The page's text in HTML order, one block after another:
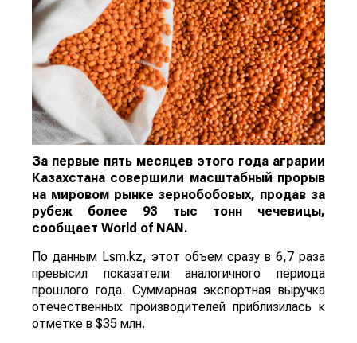
За первые пять месяцев этого года аграрии
Казахстана совершили масштабный прорыв
на мировом рынке зернобобовых, продав за
рубеж более 93 тыс тонн чечевицы,
сообщает World of NAN.
По данным Lsm.kz, этот объем сразу в 6,7 раза
превысил показатели аналогичного периода
прошлого года. Суммарная экспортная выручка
отечественных производителей приблизилась к
отметке в $35 млн.